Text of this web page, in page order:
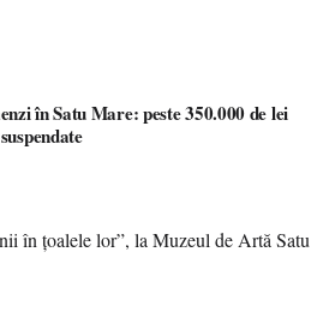
în Satu Mare: peste 350.000 de lei